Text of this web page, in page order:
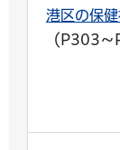
港区の保
（P303～